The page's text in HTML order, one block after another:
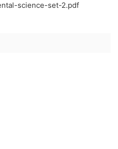
science-set-2.pdf